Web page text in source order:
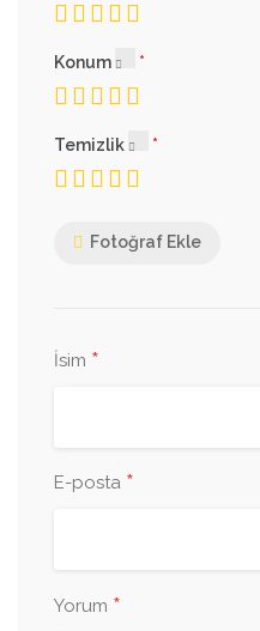
Konum
Temizlik
Fotoğraf Ekle
İsim *
E-posta *
Yorum *